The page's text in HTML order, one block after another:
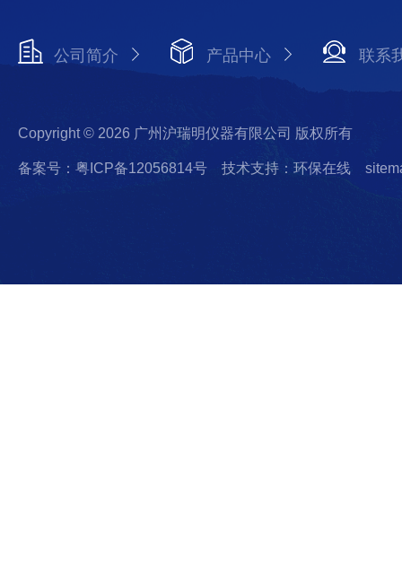
公司简介 产品中心 联系
Copyright © 2026 广州沪瑞明仪器有限公司 版权所有
备案号：粤ICP备12056814号 技术支持：环保在线